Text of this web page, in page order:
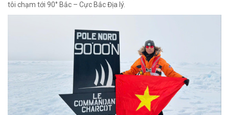
tôi chạm tới 90° Bắc – Cực Bắc Địa lý.